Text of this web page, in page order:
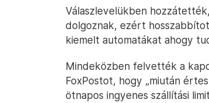
Válaszlevelükben
dolgoznak, ezért
kiemelt automatákat ahogy
Mindeközben felvették a
FoxPostot, hogy „miután
ötnapos ingyenes szállítási